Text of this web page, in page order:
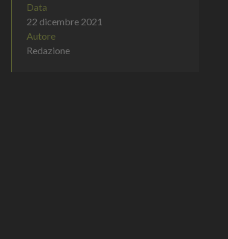
Data
22 dicembre 2021
Autore
Redazione